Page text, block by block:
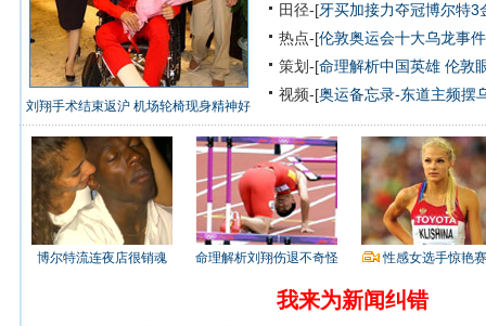
刘翔手术结束返沪 机场轮椅现身精神好
田径-[牙买加接力夺冠博尔特3
热点-[伦敦奥运会十大乌龙事件
策划-[命理解析中国英雄 伦敦
视频-[奥运备忘录-东道主频摆
博尔特流连夜店很销魂 命理解析刘翔伤退不奇怪 性感女选手惊艳
我来为新闻纠错